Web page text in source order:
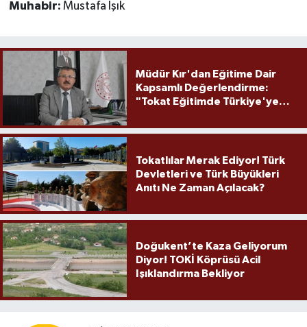
Muhabir: Mustafa Işık
Müdür Kır'dan Eğitime Dair
Kapsamlı Değerlendirme:
"Tokat Eğitimde Türkiye'ye
Tokatlılar Merak Ediyor! Türk
Devletleri ve Türk Büyükleri
Anıtı Ne Zaman Açılacak?
Doğukent’te Kaza Geliyorum
Diyor! TOKİ Köprüsü Acil
Işıklandırma Bekliyor